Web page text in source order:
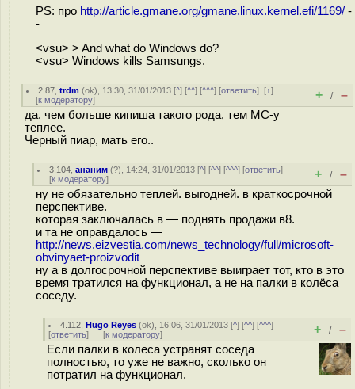
PS: про http://article.gmane.org/gmane.linux.kernel.efi/1169/ -
-
<vsu> > And what do Windows do?
<vsu> Windows kills Samsungs.
2.87 ,trdm (ok), 13:30, 31/01/2013 [^] [^^] [^^^] [ответить][↑]
[к модератору] + / –
да. чем больше кипиша такого рода, тем МС-у
теплее.
Черный пиар, мать его..
3.104 ,ананим (?), 14:24, 31/01/2013 [^] [^^] [^^^] [ответить]
[к модератору] + / –
ну не обязательно теплей. выгодней. в краткосрочной
перспективе.
которая заключалась в — поднять продажи в8.
и та не оправдалось —
http://news.eizvestia.com/news_technology/full/microsoft-
obvinyaet-proizvodit
ну а в долгосрочной перспективе выиграет тот, кто в это
время тратился на функционал, а не на палки в колёса
соседу.
4.112 ,Hugo Reyes (ok), 16:06, 31/01/2013 [^] [^^] [^^^]
[ответить] [к модератору] + / –
Если палки в колеса устранят соседа
полностью, то уже не важно, сколько он
потратил на функционал.